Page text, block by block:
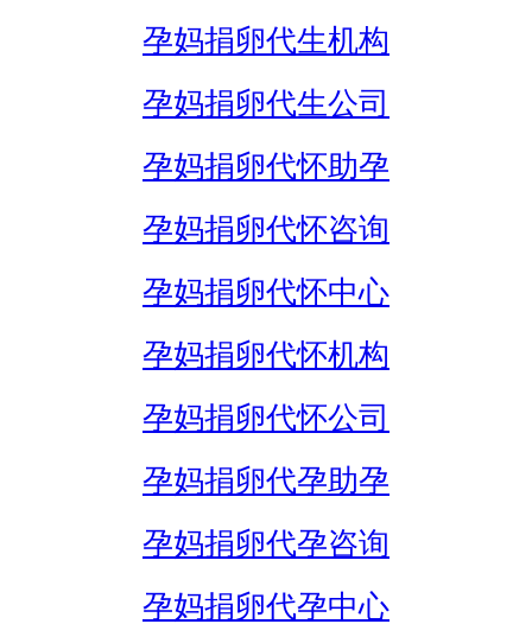
孕妈捐卵代生机构
孕妈捐卵代生公司
孕妈捐卵代怀助孕
孕妈捐卵代怀咨询
孕妈捐卵代怀中心
孕妈捐卵代怀机构
孕妈捐卵代怀公司
孕妈捐卵代孕助孕
孕妈捐卵代孕咨询
孕妈捐卵代孕中心